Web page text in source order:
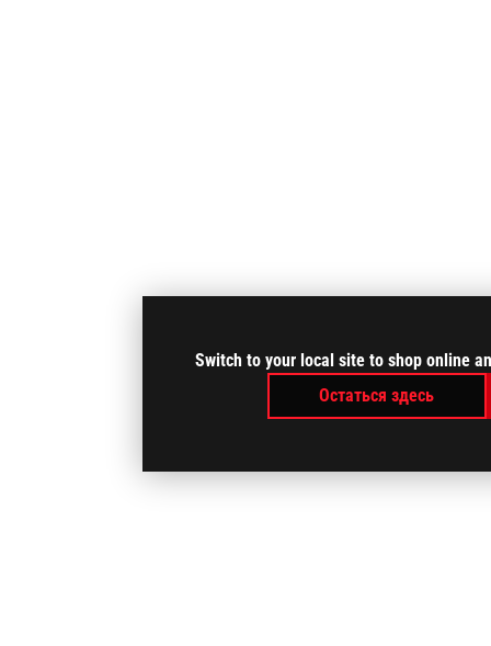
Switch to your local site to shop online
Остаться здесь